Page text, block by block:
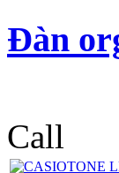
Đàn
Call